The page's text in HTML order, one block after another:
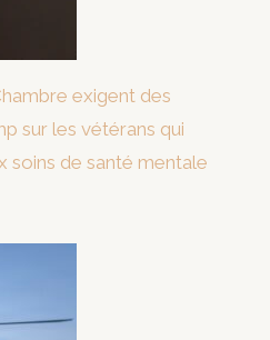
exigent des
sur les vétérans qui
soins de santé mentale